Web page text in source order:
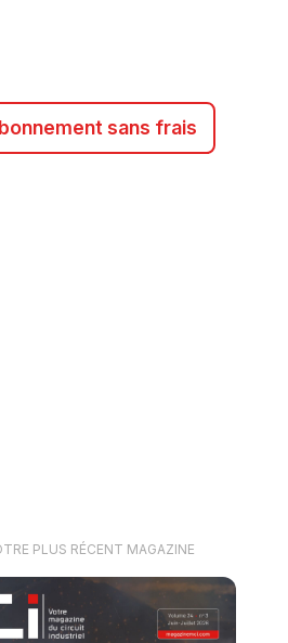
sans frais
PLUS RÉCENT MAGAZINE